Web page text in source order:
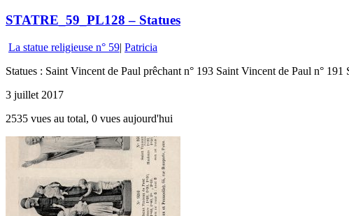
STATRE_59_PL128 – Statues
La statue religieuse n° 59| Patricia
Statues : Saint Vincent de Paul prêchant n° 193 Saint Vincent de Paul n°
3 juillet 2017
2535 vues au total, 0 vues aujourd'hui